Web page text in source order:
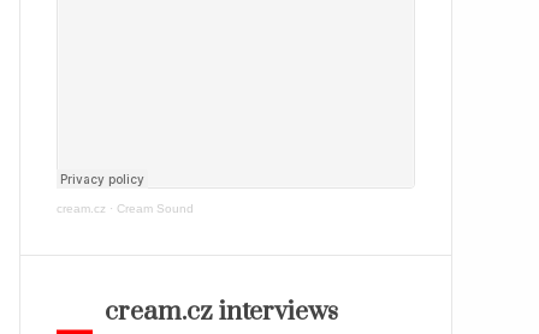
cream.cz · Cream Sound
cream.cz interviews